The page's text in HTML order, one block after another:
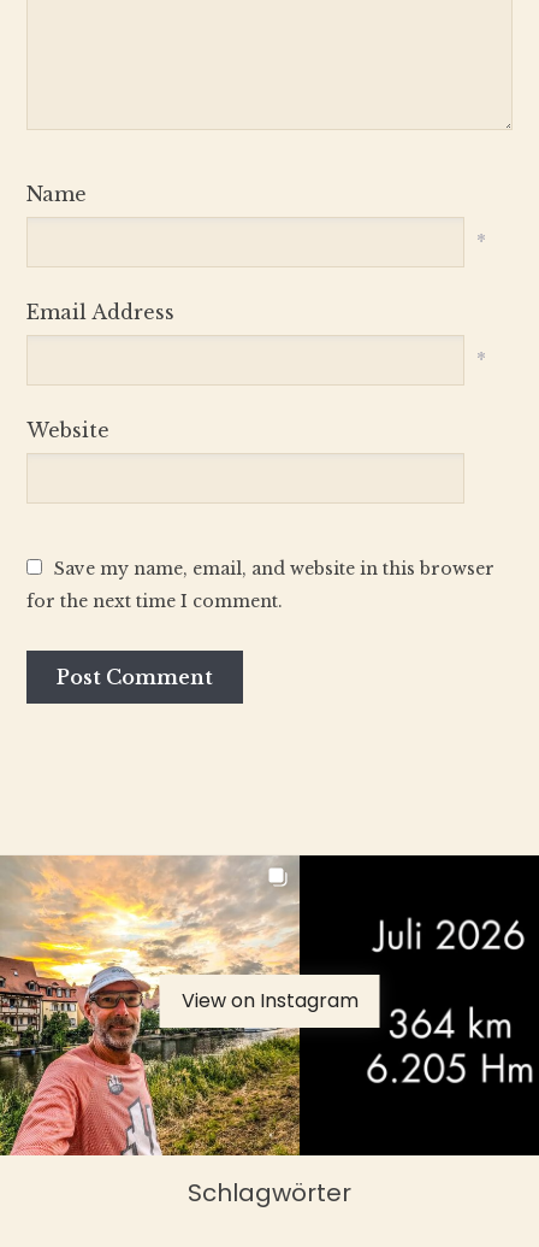
Name
*
Email Address
*
Website
Save my name, email, and website in this browser
for the next time I comment.
View on Instagram
Schlagwörter